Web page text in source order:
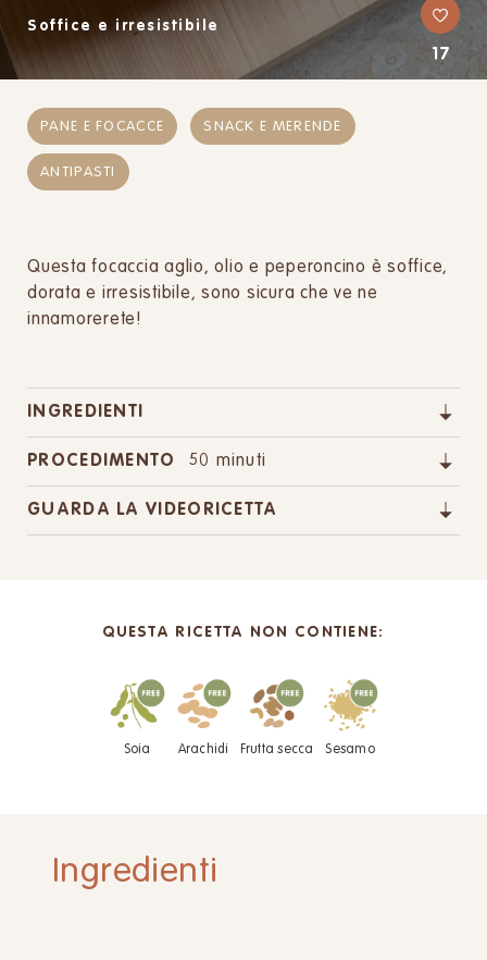
Soffice e irresistibile
17
PANE E FOCACCE SNACK E MERENDE
ANTIPASTI
Questa focaccia aglio, olio e peperoncino è soffice,
dorata e irresistibile, sono sicura che ve ne
innamorerete!
INGREDIENTI
PROCEDIMENTO 50 minuti
GUARDA LA VIDEORICETTA
QUESTA RICETTA NON CONTIENE:
Soia Arachidi Frutta secca Sesamo
Ingredienti